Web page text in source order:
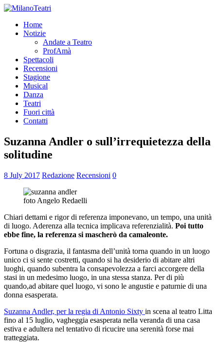
Home
Notizie
Andate a Teatro
ProfAmà
Spettacoli
Recensioni
Stagione
Musical
Danza
Teatri
Fuori città
Contatti
Suzanna Andler o sull’irrequietezza della
solitudine
8 July 2017 Redazione Recensioni 0
foto Angelo Redaelli
Chiari dettami e rigor di referenza imponevano, un tempo, una unità
di luogo. Aderenza alla tecnica implicava referenzialità. Poi tutto
ebbe fine, la referenza si mascherò da camaleonte.
Fortuna o disgrazia, il fantasma dell’unità torna quando in un luogo
unico ci si sente costretti, quando si ha desiderio di abitare altri
luoghi, quando subentra la consapevolezza a farci accorgere della
stasi in un medesimo luogo, in una stessa stanza. Per di più
quando,ad abitare quel luogo, vi sono le angustie e paturnie di una
donna esasperata.
Suzanna Andler, per la regia di Antonio Sixty in scena al teatro Litta
fino al 15 luglio, vagheggia esasperata nella veranda di una casa
estiva e adultera nel tentativo di ricucire una serenità forse mai
tratteggiata.